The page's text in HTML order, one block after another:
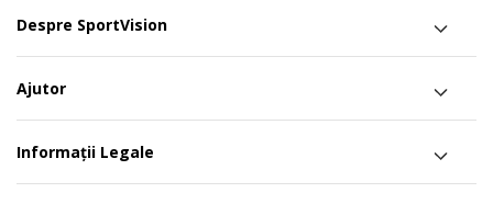
Despre SportVision
Ajutor
Informații Legale